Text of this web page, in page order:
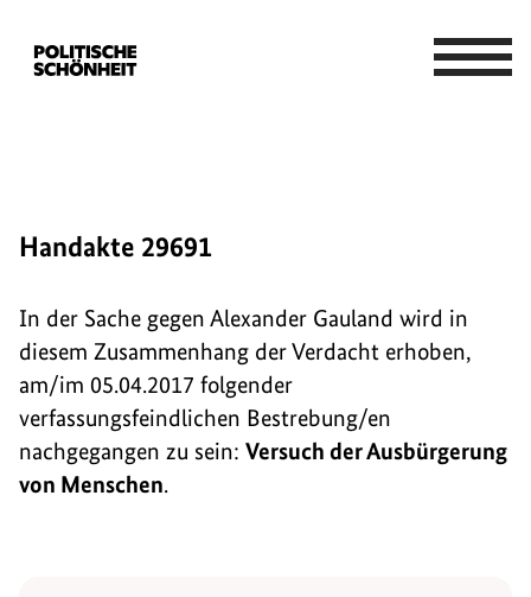
Handakte 29691
In der Sache gegen Alexander Gauland wird in
diesem Zusammenhang der Verdacht erhoben,
am/im 05.04.2017 folgender
verfassungsfeindlichen Bestrebung/en
nachgegangen zu sein: Versuch der Ausbürgerung
von Menschen.